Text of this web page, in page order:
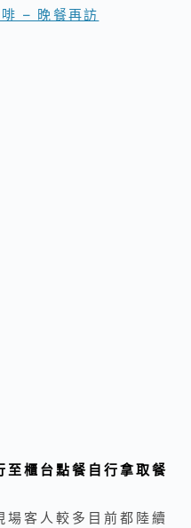
– 晚餐再訪
至櫃台點餐自行拿取餐
場客人較多目前都陸續